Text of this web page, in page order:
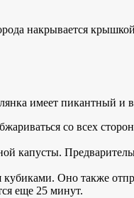
накрывается
имеет пикантный и
со всех
капусты.
Оно также
еще 25 минут.